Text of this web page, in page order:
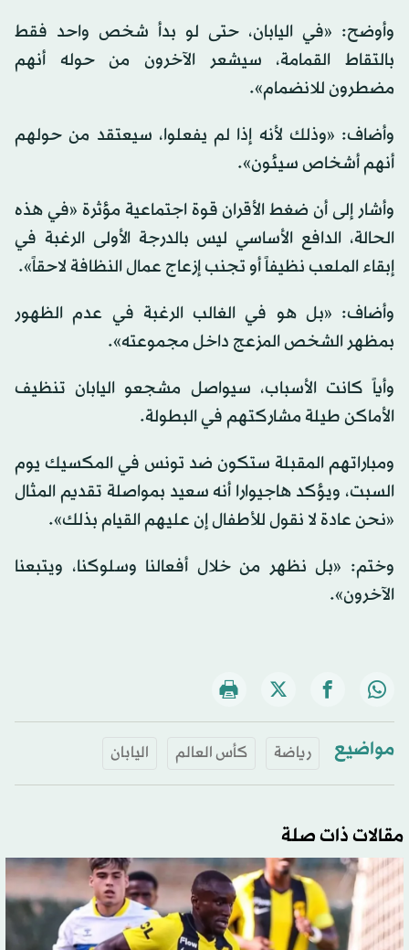
وأوضح: «في اليابان، حتى لو بدأ شخص واحد فقط
بالتقاط القمامة، سيشعر الآخرون من حوله أنهم
مضطرون للانضمام».
وأضاف: «وذلك لأنه إذا لم يفعلوا، سيعتقد من حولهم
أنهم أشخاص سيئون».
وأشار إلى أن ضغط الأقران قوة اجتماعية مؤثرة «في هذه
الحالة، الدافع الأساسي ليس بالدرجة الأولى الرغبة في
إبقاء الملعب نظيفاً أو تجنب إزعاج عمال النظافة لاحقاً».
وأضاف: «بل هو في الغالب الرغبة في عدم الظهور
بمظهر الشخص المزعج داخل مجموعته».
وأياً كانت الأسباب، سيواصل مشجعو اليابان تنظيف
الأماكن طيلة مشاركتهم في البطولة.
ومباراتهم المقبلة ستكون ضد تونس في المكسيك يوم
السبت، ويؤكد هاجيوارا أنه سعيد بمواصلة تقديم المثال
«نحن عادة لا نقول للأطفال إن عليهم القيام بذلك».
وختم: «بل نظهر من خلال أفعالنا وسلوكنا، ويتبعنا
الآخرون».
مواضيع رياضة كأس العالم اليابان
مقالات ذات صلة